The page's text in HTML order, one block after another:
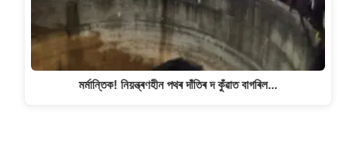
মৰ্মান্তিক! নিয়ন্ত্ৰণহীন পথৰ দাঁতিৰ দ কুঁৱাত বাগৰিল…